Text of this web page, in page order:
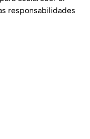
responsabilidades